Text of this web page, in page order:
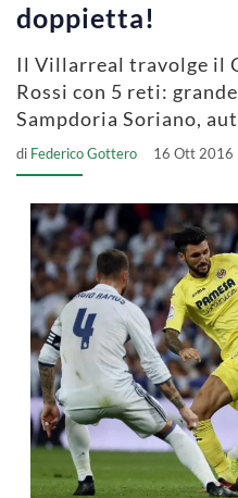
doppietta!
Il Villarreal travolge il
Rossi con 5 reti:
Sampdoria Soriano,
di Federico Gottero 16 Ott 2016